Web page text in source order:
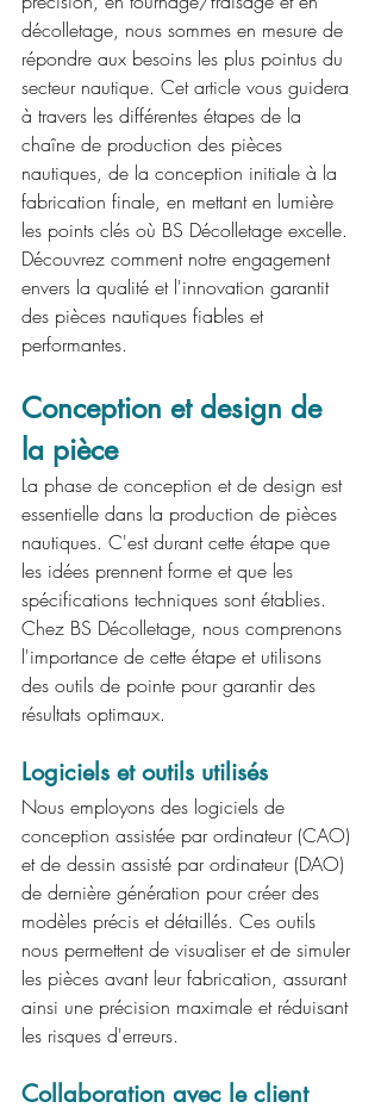
décolletage, nous sommes en mesure de
répondre aux besoins les plus pointus du
secteur nautique. Cet article vous guidera
à travers les différentes étapes de la
chaîne de production des pièces
nautiques, de la conception initiale à la
fabrication finale, en mettant en lumière
les points clés où BS Décolletage excelle.
Découvrez comment notre engagement
envers la qualité et l'innovation garantit
des pièces nautiques fiables et
performantes.
Conception et design de
la pièce
La phase de conception et de design est
essentielle dans la production de pièces
nautiques. C'est durant cette étape que
les idées prennent forme et que les
spécifications techniques sont établies.
Chez BS Décolletage, nous comprenons
l'importance de cette étape et utilisons
des outils de pointe pour garantir des
résultats optimaux.
Logiciels et outils utilisés
Nous employons des logiciels de
conception assistée par ordinateur (CAO)
et de dessin assisté par ordinateur (DAO)
de dernière génération pour créer des
modèles précis et détaillés. Ces outils
nous permettent de visualiser et de simuler
les pièces avant leur fabrication, assurant
ainsi une précision maximale et réduisant
les risques d'erreurs.
Collaboration avec le client